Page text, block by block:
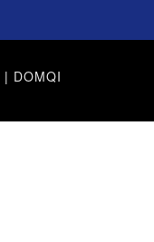
| DOMQI